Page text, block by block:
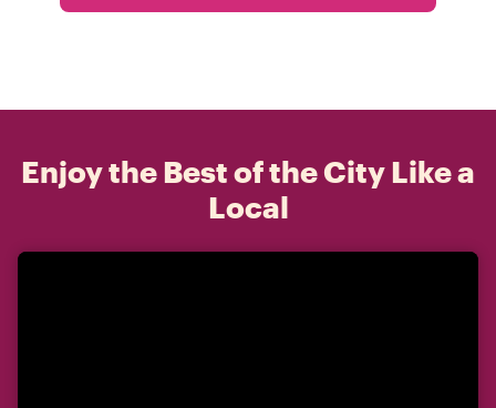
Enjoy the Best of the City Like a
Local